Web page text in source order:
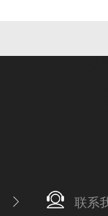
联系